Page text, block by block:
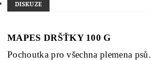
DISKUZE
MAPES DRŠŤKY 100 G
Pochoutka pro všechna plemena psů.